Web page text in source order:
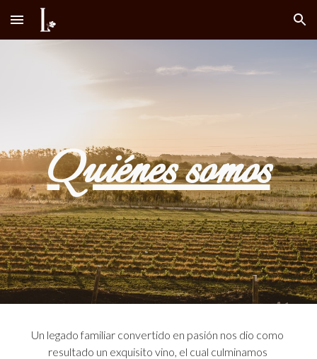
Skip to main content Skip to navigation
Quiénes somos
Un legado familiar convertido en pasión nos dio como
resultado un exquisito vino, el cual culminamos